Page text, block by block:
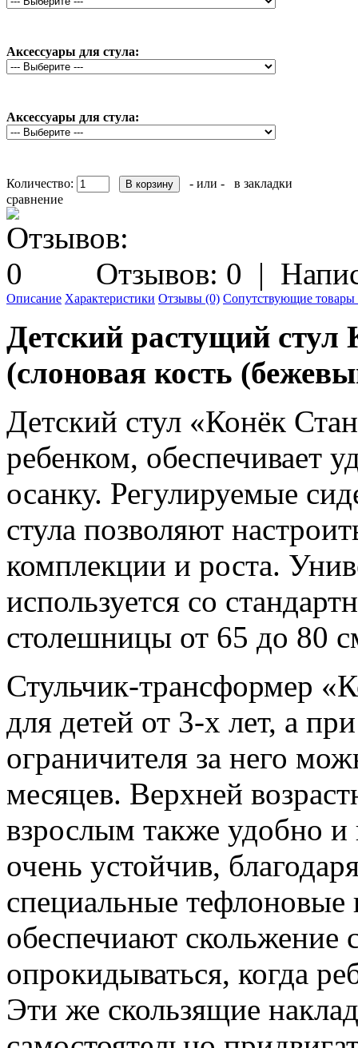
Аксессуары для стула:
Аксессуары для стула:
Количество: - или -
в закладки
сравнение
Отзывов: 0 |
Описание Характеристики Отзывы (0) Сопутствующие товары
Детский растущий стул
(слоновая кость
Детский стул «Конёк
ребенком, обеспечивает
осанку. Регулируемые
стула позволяют
комплекции и роста.
используется со
столешницы от 65 до 80
Стульчик-трансформер
для детей от 3-х лет, а
ограничителя за него
месяцев. Верхней
взрослым также удобно
очень устойчив,
специальные тефлоновые
обеспечиают скольжение
опрокидываться, когда
Эти же скользящие